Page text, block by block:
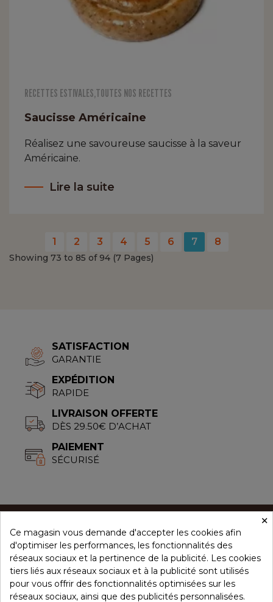
RECETTES ESTIVALES TOUTES NOS RECETTES
Saucisse Américaine
Réalisez une savoureuse saucisse à la saveur
Américaine.
Lire la suite
1 2 3 4 5 6 7 8
Showing 73 to 85 of 94 (7 Pages)
SATISFACTION
GARANTIE
EXPÉDITION
RAPIDE
LIVRAISON OFFERTE
DÈS 29.50€ D’ACHAT
PAIEMENT
SÉCURISÉ
CONCEPT ÉPICES
NOS PRODUITS
×
Ce magasin vous demande d'accepter les cookies afin
d'optimiser les performances, les fonctionnalités des
réseaux sociaux et la pertinence de la publicité. Les cookies
tiers liés aux réseaux sociaux et à la publicité sont utilisés
pour vous offrir des fonctionnalités optimisées sur les
réseaux sociaux, ainsi que des publicités personnalisées.